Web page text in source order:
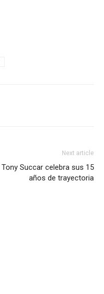
Next article
Tony Succar celebra sus 15
años de trayectoria